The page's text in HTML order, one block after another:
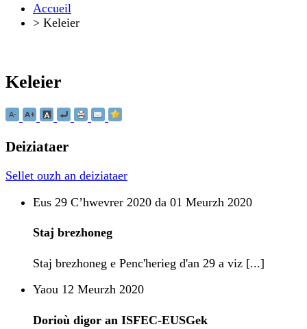
Accueil
> Keleier
Keleier
Deiziataer
Sellet ouzh an deiziataer
Eus 29 Cʼhwevrer 2020 da 01 Meurzh 2020
Staj brezhoneg
Staj brezhoneg e Penc'herieg d'an 29 a viz [...]
Yaou 12 Meurzh 2020
Dorioù digor an ISFEC-EUSGek